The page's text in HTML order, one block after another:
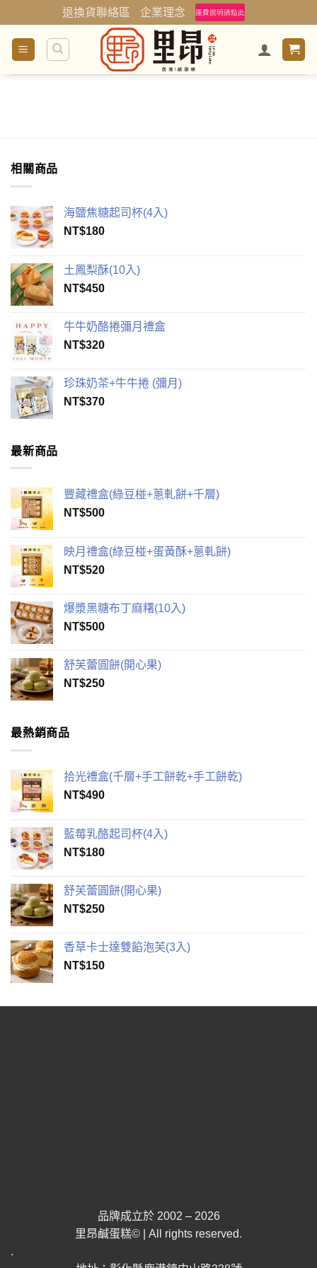
to
content
退換貨聯絡區 企業理念 運費說明請點此
相關商品
海鹽焦糖起司杯(4入)
NT$180
土鳳梨酥(10入)
NT$450
牛牛奶酪捲彌月禮盒
NT$320
珍珠奶茶+牛牛捲 (彌月)
NT$370
最新商品
豐藏禮盒(綠豆椪+蔥軋餅+千層)
NT$500
映月禮盒(綠豆椪+蛋黃酥+蔥軋餅)
NT$520
爆漿黑糖布丁麻糬(10入)
NT$500
舒芙蕾圓餅(開心果)
NT$250
最熱銷商品
拾光禮盒(千層+手工餅乾+手工餅乾)
NT$490
藍莓乳酪起司杯(4入)
NT$180
舒芙蕾圓餅(開心果)
NT$250
香草卡士達雙餡泡芙(3入)
NT$150
品牌成立於 2002 – 2026
里昂鹹蛋糕© | All rights reserved.
.